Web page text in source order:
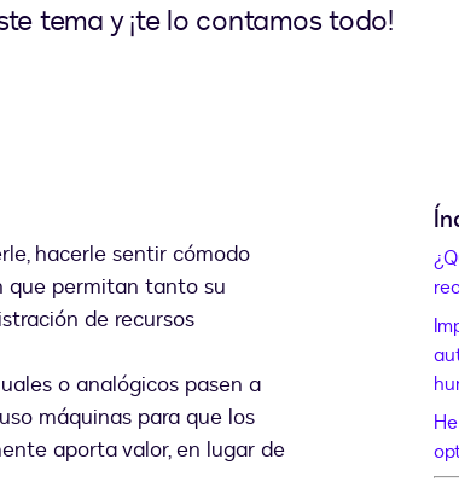
tema y ¡te lo contamos todo!
hacerle sentir cómodo
que permitan tanto su
de recursos
o analógicos pasen a
máquinas para que los
aporta valor, en lugar de